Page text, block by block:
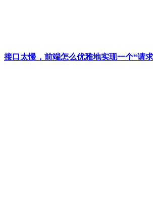
接口太慢，前端怎么优雅地实现一个“请